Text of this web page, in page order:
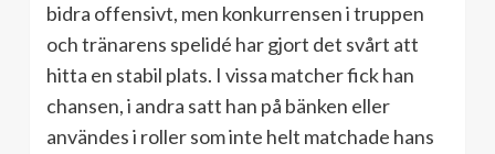
bidra offensivt, men konkurrensen i truppen
och tränarens spelidé har gjort det svårt att
hitta en stabil plats. I vissa matcher fick han
chansen, i andra satt han på bänken eller
användes i roller som inte helt matchade hans